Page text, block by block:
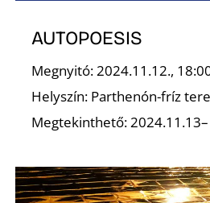
AUTOPOESIS
Megnyitó: 2024.11.12.,
Helyszín: Parthenón-fríz
Megtekinthető: